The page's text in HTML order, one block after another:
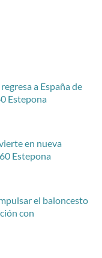
a España de
Estepona
en nueva
Estepona
el baloncesto
con